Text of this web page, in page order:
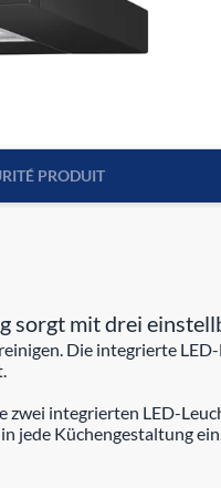
PRODUIT
mit drei
Die integrierte
integrierten LED-
jede Küchengestaltung